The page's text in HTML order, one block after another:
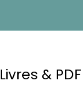
Livres & PDF